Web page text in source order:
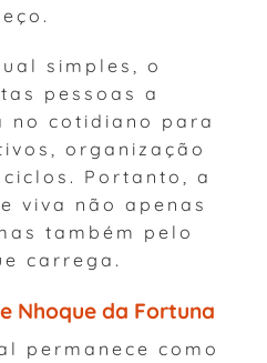
simples, o
pessoas a
no cotidiano para
organização
Portanto, a
viva não apenas
também pelo
carrega.
Nhoque da Fortuna
permanece como